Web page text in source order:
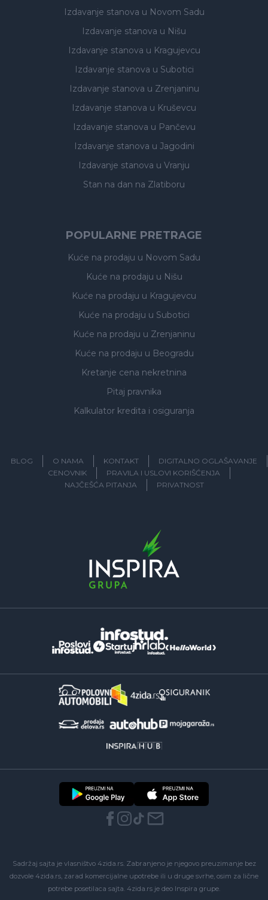
Izdavanje stanova u Novom Sadu
Izdavanje stanova u Nišu
Izdavanje stanova u Kragujevcu
Izdavanje stanova u Subotici
Izdavanje stanova u Zrenjaninu
Izdavanje stanova u Kruševcu
Izdavanje stanova u Pančevu
Izdavanje stanova u Jagodini
Izdavanje stanova u Vranju
Stan na dan na Zlatiboru
POPULARNE PRETRAGE
Kuće na prodaju u Novom Sadu
Kuće na prodaju u Nišu
Kuće na prodaju u Kragujevcu
Kuće na prodaju u Subotici
Kuće na prodaju u Zrenjaninu
Kuće na prodaju u Beogradu
Kretanje cena nekretnina
Pitaj pravnika
Kalkulator kredita i osiguranja
BLOG O NAMA KONTAKT
DIGITALNO OGLAŠAVANJE
CENOVNIK
PRAVILA I USLOVI KORIŠĆENJA
NAJČEŠĆA PITANJA
PRIVATNOST
Sadržaj sajta je vlasništvo 4zida.rs. Zabranjeno je njegovo preuzimanje bez
dozvole 4zida.rs, zarad komercijalne upotrebe ili u druge svrhe, osim za lične
potrebe posetilaca sajta. 4zida.rs je deo Inspira grupe.